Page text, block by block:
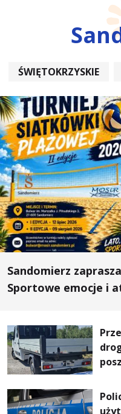
ŚWIĘTOKRZYSKIE
Sandomierz
Sportowe emocje i